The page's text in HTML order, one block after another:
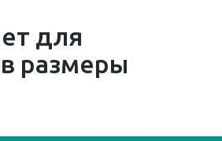
для
размеры